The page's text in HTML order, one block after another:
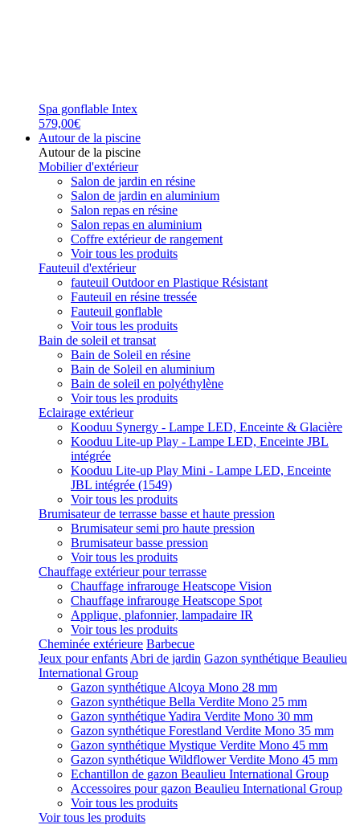
Spa gonflable Intex
579,00€
Autour de la piscine
Autour de la piscine
Mobilier d'extérieur
Salon de jardin en résine
Salon de jardin en aluminium
Salon repas en résine
Salon repas en aluminium
Coffre extérieur de rangement
Voir tous les produits
Fauteuil d'extérieur
fauteuil Outdoor en Plastique Résistant
Fauteuil en résine tressée
Fauteuil gonflable
Voir tous les produits
Bain de soleil et transat
Bain de Soleil en résine
Bain de Soleil en aluminium
Bain de soleil en polyéthylène
Voir tous les produits
Eclairage extérieur
Kooduu Synergy - Lampe LED, Enceinte & Glacière
Kooduu Lite-up Play - Lampe LED, Enceinte JBL
intégrée
Kooduu Lite-up Play Mini - Lampe LED, Enceinte
JBL intégrée (1549)
Voir tous les produits
Brumisateur de terrasse basse et haute pression
Brumisateur semi pro haute pression
Brumisateur basse pression
Voir tous les produits
Chauffage extérieur pour terrasse
Chauffage infrarouge Heatscope Vision
Chauffage infrarouge Heatscope Spot
Applique, plafonnier, lampadaire IR
Voir tous les produits
Cheminée extérieure Barbecue
Jeux pour enfants Abri de jardin Gazon synthétique Beaulieu
International Group
Gazon synthétique Alcoya Mono 28 mm
Gazon synthétique Bella Verdite Mono 25 mm
Gazon synthétique Yadira Verdite Mono 30 mm
Gazon synthétique Forestland Verdite Mono 35 mm
Gazon synthétique Mystique Verdite Mono 45 mm
Gazon synthétique Wildflower Verdite Mono 45 mm
Echantillon de gazon Beaulieu International Group
Accessoires pour gazon Beaulieu International Group
Voir tous les produits
Voir tous les produits